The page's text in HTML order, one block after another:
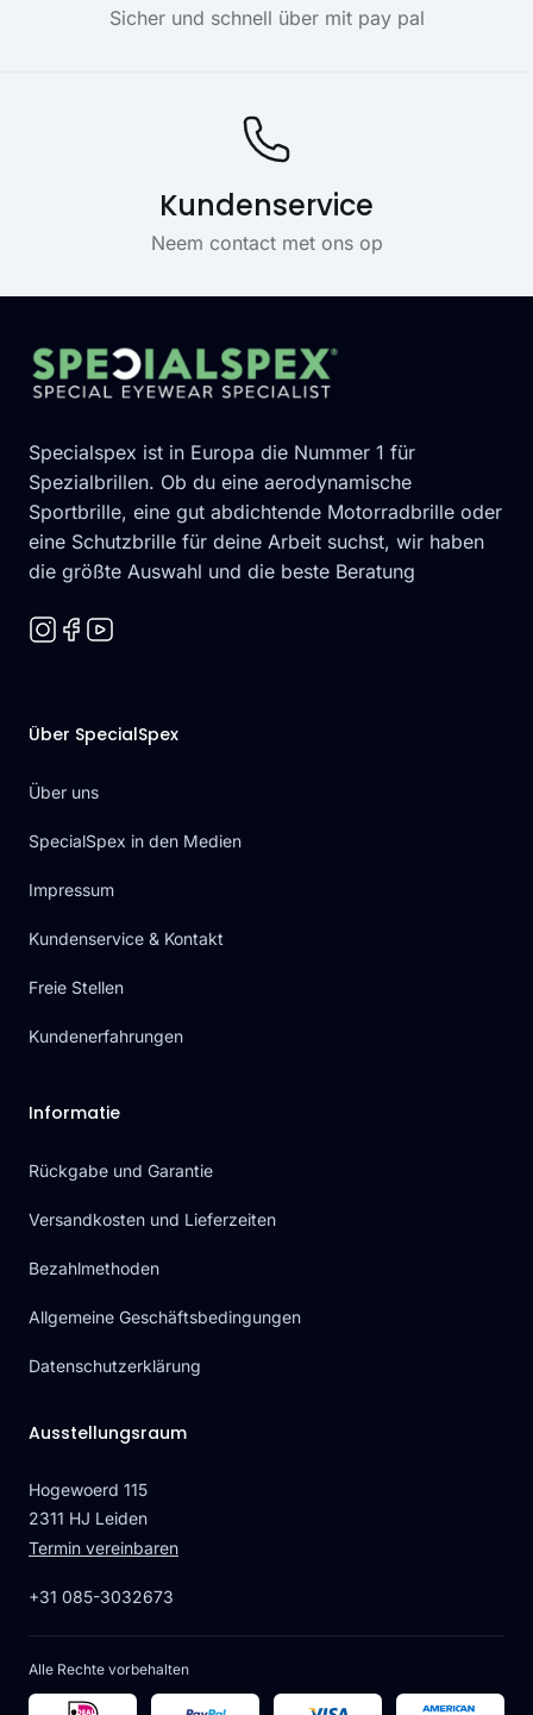
Sicher und schnell über mit pay pal
Kundenservice
Neem contact met ons op
Specialspex ist in Europa die Nummer 1 für
Spezialbrillen. Ob du eine aerodynamische
Sportbrille, eine gut abdichtende Motorradbrille oder
eine Schutzbrille für deine Arbeit suchst, wir haben
die größte Auswahl und die beste Beratung
Über SpecialSpex
Über uns
SpecialSpex in den Medien
Impressum
Kundenservice & Kontakt
Freie Stellen
Kundenerfahrungen
Informatie
Rückgabe und Garantie
Versandkosten und Lieferzeiten
Bezahlmethoden
Allgemeine Geschäftsbedingungen
Datenschutzerklärung
Ausstellungsraum
Hogewoerd 115
2311 HJ Leiden
Termin vereinbaren
+31 085-3032673
Alle Rechte vorbehalten